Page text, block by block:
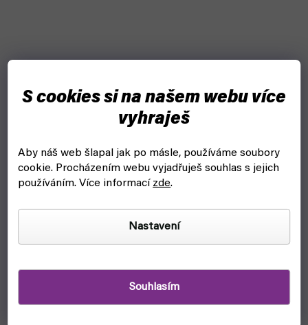
S cookies si na našem webu více
vyhraješ
Aby náš web šlapal jak po másle, používáme soubory
cookie. Procházením webu vyjadřuješ souhlas s jejich
používáním. Více informacízde.
Nastavení
Souhlasím
skladem, ihned k odeslání